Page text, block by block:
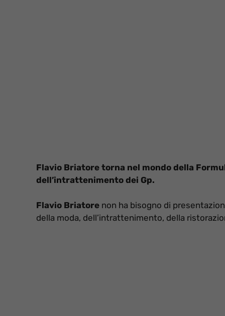
Flavio Briatore torna nel mondo della
dell’intrattenimento dei Gp.
Flavio Briatore non ha bisogno di
della moda, dell’intrattenimento, della